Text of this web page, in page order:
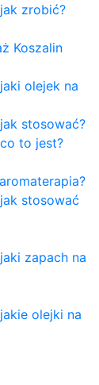
zrobić?
Koszalin
olejek na
stosować?
to jest?
stosować
zapach na
olejki na